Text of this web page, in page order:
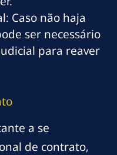
Caso não haja
ser necessário
para reaver
a se
de contrato,